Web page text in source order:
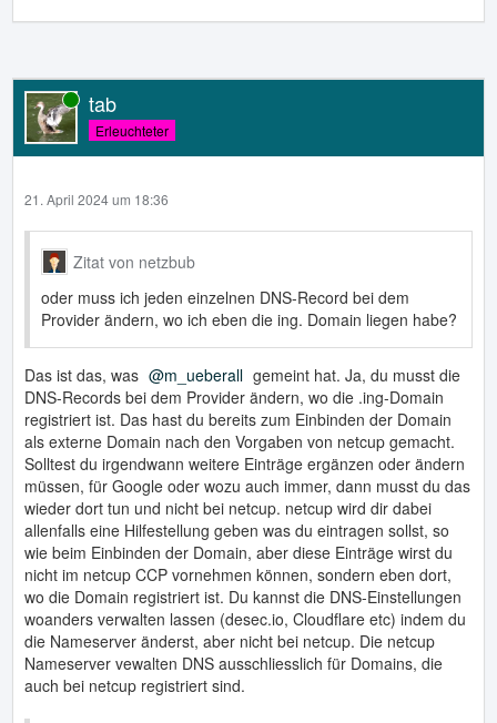
tab
Online
Erleuchteter
21. April 2024 um 18:36
Zitat von netzbub
oder muss ich jeden einzelnen DNS-Record bei dem
Provider ändern, wo ich eben die ing. Domain liegen habe?
Das ist das, was m_ueberall gemeint hat. Ja, du musst die
DNS-Records bei dem Provider ändern, wo die .ing-Domain
registriert ist. Das hast du bereits zum Einbinden der Domain
als externe Domain nach den Vorgaben von netcup gemacht.
Solltest du irgendwann weitere Einträge ergänzen oder ändern
müssen, für Google oder wozu auch immer, dann musst du das
wieder dort tun und nicht bei netcup. netcup wird dir dabei
allenfalls eine Hilfestellung geben was du eintragen sollst, so
wie beim Einbinden der Domain, aber diese Einträge wirst du
nicht im netcup CCP vornehmen können, sondern eben dort,
wo die Domain registriert ist. Du kannst die DNS-Einstellungen
woanders verwalten lassen (desec.io, Cloudflare etc) indem du
die Nameserver änderst, aber nicht bei netcup. Die netcup
Nameserver vewalten DNS ausschliesslich für Domains, die
auch bei netcup registriert sind.